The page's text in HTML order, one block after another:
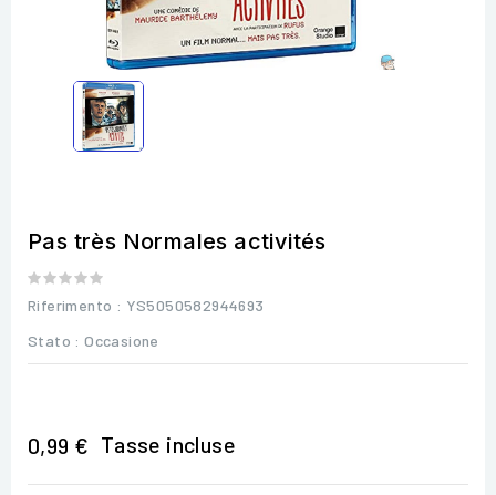
Pas très Normales activités
Riferimento : YS5050582944693
Stato : Occasione
0,99 € Tasse incluse